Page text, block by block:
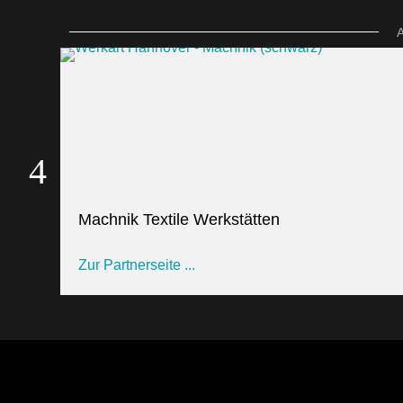
Machnik Textile Werkstätten
Zur Partnerseite ...